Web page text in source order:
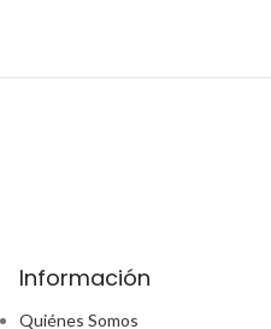
Información
Quiénes Somos